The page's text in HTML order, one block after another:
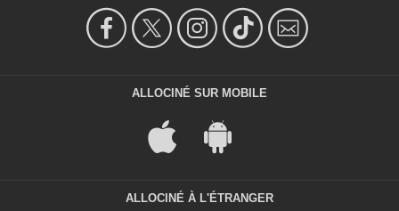
ALLOCINÉ SUR MOBILE
ALLOCINÉ À L'ÉTRANGER